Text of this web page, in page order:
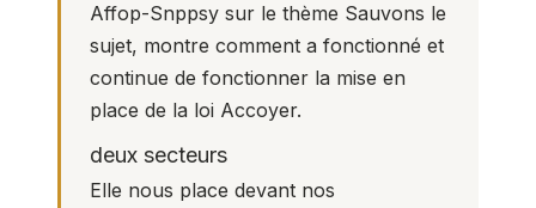
Affop-Snppsy sur le thème Sauvons le
sujet, montre comment a fonctionné et
continue de fonctionner la mise en
place de la loi Accoyer.
deux secteurs
Elle nous place devant nos